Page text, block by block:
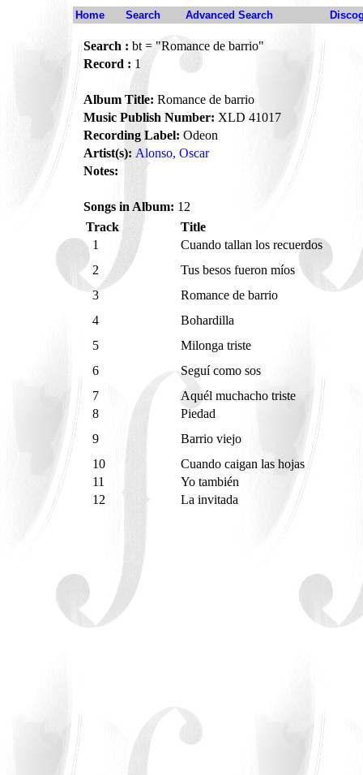
Home Search Advanced Search
Search : bt = "Romance de barrio"
Record : 1
Album Title: Romance de barrio
Music Publish Number: XLD 41017
Recording Label: Odeon
Artist(s): Alonso, Oscar
Notes:
Songs in Album: 12
Track
Title
1
Cuando tallan los recuerdos
2
Tus besos fueron míos
3
Romance de barrio
4
Bohardilla
5
Milonga triste
6
Seguí como sos
7
Aquél muchacho triste
8
Piedad
9
Barrio viejo
10
Cuando caigan las hojas
11
Yo también
12
La invitada